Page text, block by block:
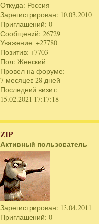
Откуда: Россия
Зарегистрирован: 10.03.2010
Приглашений: 0
Сообщений: 26729
Уважение: +27780
Позитив: +7703
Пол: Женский
Провел на форуме:
7 месяцев 28 дней
Последний визит:
15.02.2021 17:17:18
ZIP
Активный пользователь
Зарегистрирован: 13.04.2011
Приглашений: 0